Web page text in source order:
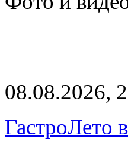
08.08.2026,
ГастроЛето